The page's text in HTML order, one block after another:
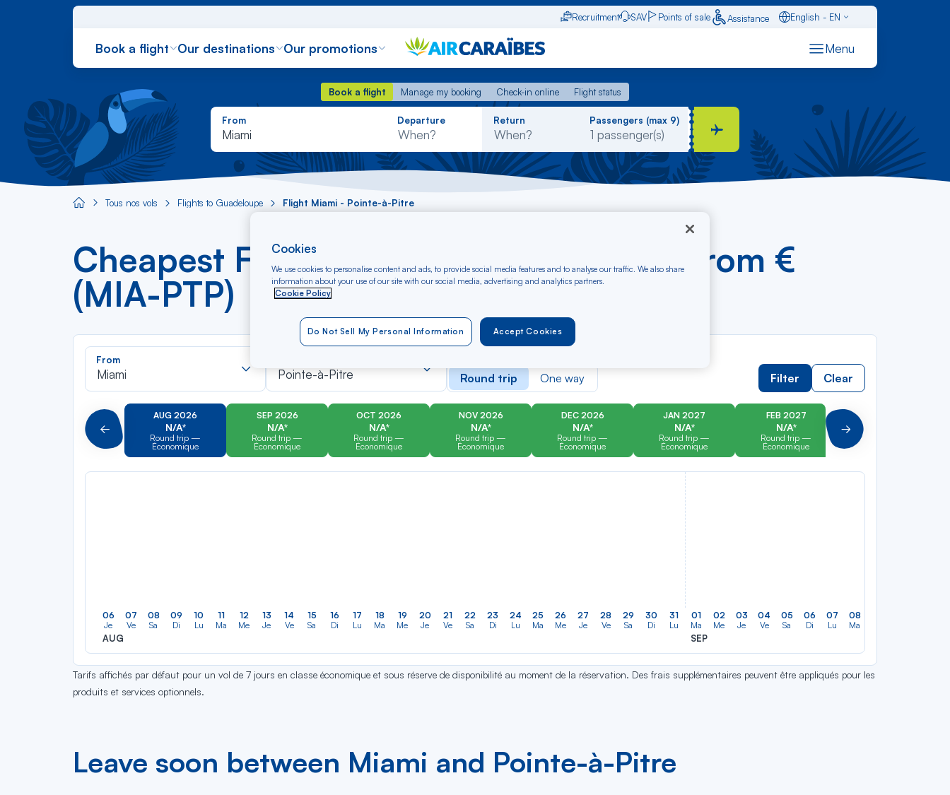
Recruitment SAV Points of sale Assistance
English - EN
Book a flight Our destinations Our promotions Menu
Book a flight Manage my booking Check-in online
Flight status
Book a flight
Manage my booking Check-in online Flight status
From
Miami
Rechercher
dans
liste
Departure Return Passengers (max 9)
Aircaraibes.com
Tous nos vols Flights to Guadeloupe Flight Miami - Pointe-à-Pitre
Cheapest Flight Miami - Pointe-à-Pitre from €
(MIA-PTP)
From
Miami
dans
la
liste
Pointe-à-Pitre
dans
la
liste
Round trip One way Filter Clear
Précédent
AUG 2026
N/A*
Round trip —
Économique
SEP 2026
N/A*
Round trip —
Économique
OCT 2026
N/A*
Round trip —
Économique
NOV 2026
N/A*
Round trip —
Économique
DEC 2026
N/A*
Round trip —
Économique
JAN 2027
N/A*
Round trip —
Économique
FEB 2027
N/A*
Round trip —
Économique
Round trip —
Suivant
06
Je
AUG
07
Ve
08
Sa
09
Di
10
Lu
11
Ma
12
Me
13
Je
14
Ve
15
Sa
16
Di
17
Lu
18
Ma
19
Me
20
Je
21
Ve
22
Sa
23
Di
24
Lu
25
Ma
26
Me
27
Je
28
Ve
29
Sa
30
Di
31
Lu
01
Ma
SEP
02
Me
03
Je
04
Ve
05
Sa
06
Di
07
Lu
08
Ma
Tarifs affichés par défaut pour un vol de 7 jours en classe économique et sous réserve de disponibilité au moment de la réservation. Des frais supplémentaires peuvent être appliqués pour les
produits et services optionnels.
Leave soon between Miami and Pointe-à-Pitre
Cookies
We use cookies to personalise content and ads, to provide social media features and to analyse our traffic. We also share
information about your use of our site with our social media, advertising and analytics partners.
Cookie Policy
Accept Cookies
Do Not Sell My Personal Information